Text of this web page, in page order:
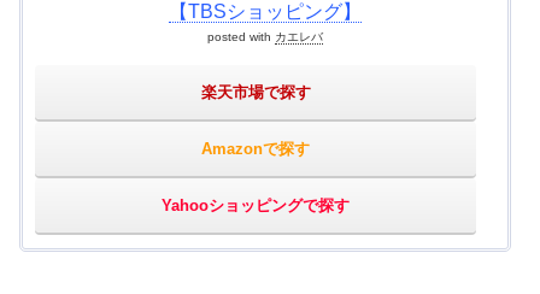
【TBSショッピング】
posted with カエレバ
楽天市場で探す
Amazonで探す
Yahooショッピングで探す